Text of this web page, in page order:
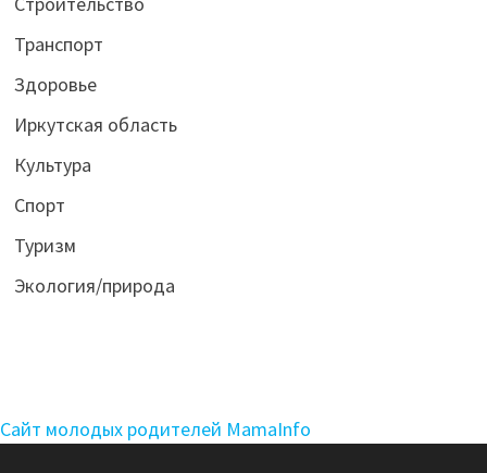
Транспорт
Здоровье
Иркутская область
Культура
Спорт
Туризм
Экология/природа
Сайт молодых родителей MamaInfo